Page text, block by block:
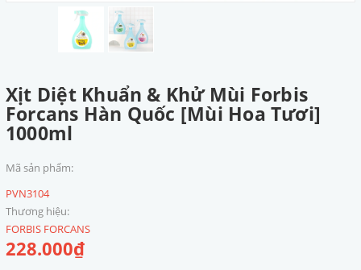
Xịt Diệt Khuẩn & Khử Mùi Forbis
Forcans Hàn Quốc [Mùi Hoa Tươi]
1000ml
Mã sản phẩm:
PVN3104
Thương hiệu:
FORBIS FORCANS
228.000₫